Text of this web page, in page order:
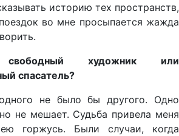
историю тех пространств,
во мне просыпается жажда
художник или
спасатель?
не было бы другого. Одно
не мешает. Судьба привела меня
горжусь. Были случаи, когда